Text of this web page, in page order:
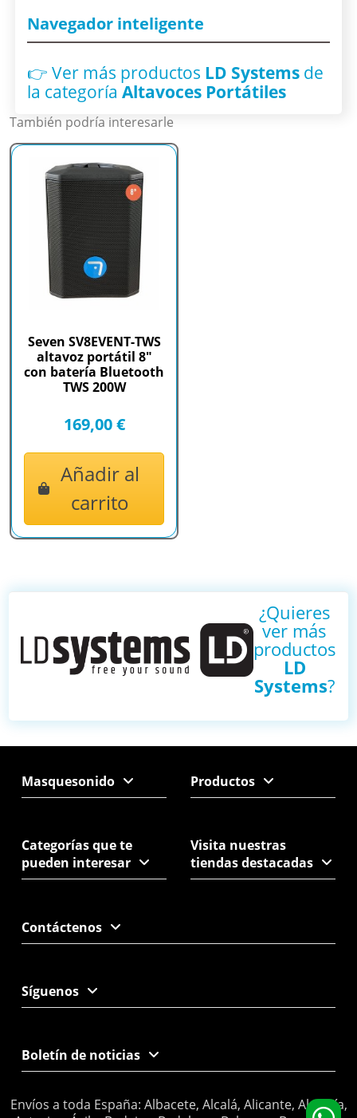
Navegador inteligente
👉 Ver más productos LD Systemsde
la categoría Altavoces Portátiles
También podría interesarle
Seven SV8EVENT-TWS
altavoz portátil 8"
con batería Bluetooth
TWS 200W
169,00 €
Añadir al
carrito
¿Quieres
ver más
productos
LD
Systems?
Masquesonido Productos
Categorías que te
pueden interesar
Visita nuestras
tiendas destacadas
Contáctenos
Síguenos
Boletín de noticias
Envíos a toda España: Albacete, Alcalá, Alicante, Almería,